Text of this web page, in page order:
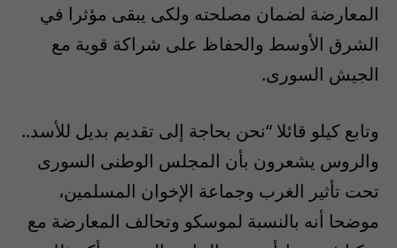
المعارضة لضمان مصلحته ولكى يبقى مؤثرا في
الشرق الأوسط والحفاظ على شراكة قوية مع
الجيش السورى.
وتابع كيلو قائلا “نحن بحاجة إلى تقديم بديل للأسد..
والروس يشعرون بأن المجلس الوطنى السورى
تحت تأثير الغرب وجماعة الإخوان المسلمين،
موضحا أنه بالنسبة لموسكو وتحالف المعارضة مع